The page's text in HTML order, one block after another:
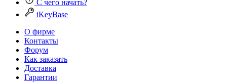
С чего начать?
iKeyBase
О фирме
Контакты
Форум
Как заказать
Доставка
Гарантии